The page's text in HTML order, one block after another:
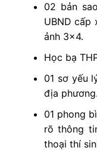
02 bản
UBND cấp
ảnh 3×4.
Học bạ
01 sơ yếu
địa phương.
01 phong
rõ thông
thoại thí